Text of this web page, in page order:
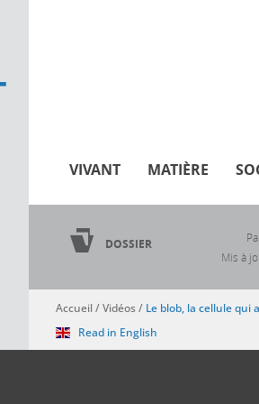
VIVANT MATIÈRE
DOSSIER
Mis à
Vous êtes ici
Accueil/Vidéos/ Le blob, la cellule qui
Read in English